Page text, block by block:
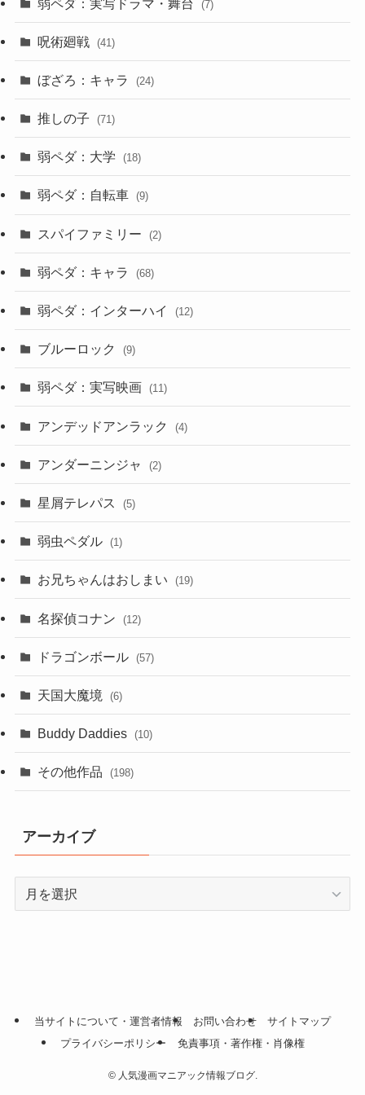
(7)
呪術廻戦 (41)
ぼざろ：キャラ (24)
推しの子 (71)
弱ペダ：大学 (18)
弱ペダ：自転車 (9)
スパイファミリー (2)
弱ペダ：キャラ (68)
弱ペダ：インターハイ (12)
ブルーロック (9)
弱ペダ：実写映画 (11)
アンデッドアンラック (4)
アンダーニンジャ (2)
星屑テレパス (5)
弱虫ペダル (1)
お兄ちゃんはおしまい (19)
名探偵コナン (12)
ドラゴンボール (57)
天国大魔境 (6)
Buddy Daddies (10)
その他作品 (198)
アーカイブ
当サイトについて・運営者情報 お問い合わせ
サイトマップ
プライバシーポリシー
免責事項・著作権・肖像権
©人気漫画マニアック情報ブログ.